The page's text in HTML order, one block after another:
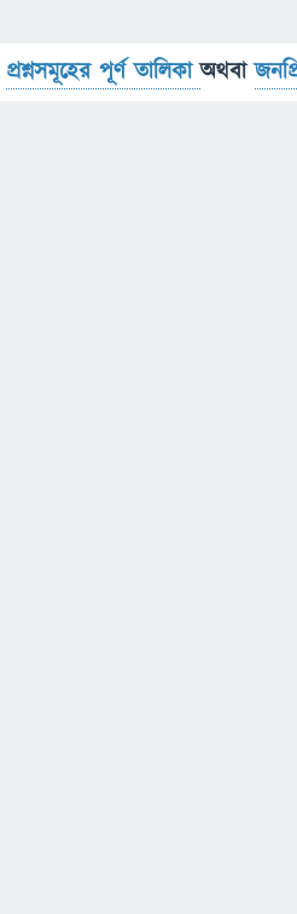
প্রশ্নসমূহের পূর্ণ তালিকাঅথবা